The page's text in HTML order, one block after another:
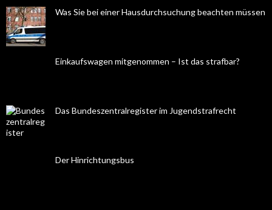
Was Sie bei einer Hausdurchsuchung beachten müssen
Einkaufswagen mitgenommen – Ist das strafbar?
Das Bundeszentralregister im Jugendstrafrecht
Der Hinrichtungsbus